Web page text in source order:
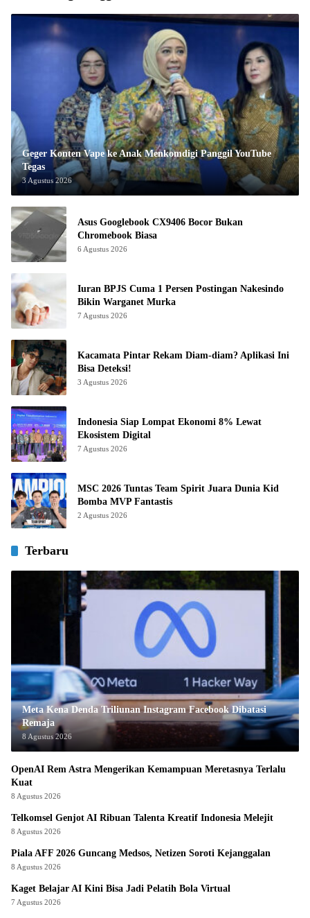
Geger Konten Vape ke Anak Menkomdigi Panggil YouTube
Tegas
3 Agustus 2026
Asus Googlebook CX9406 Bocor Bukan
Chromebook Biasa
6 Agustus 2026
Iuran BPJS Cuma 1 Persen Postingan Nakesindo
Bikin Warganet Murka
7 Agustus 2026
Kacamata Pintar Rekam Diam-diam? Aplikasi Ini
Bisa Deteksi!
3 Agustus 2026
Indonesia Siap Lompat Ekonomi 8% Lewat
Ekosistem Digital
7 Agustus 2026
MSC 2026 Tuntas Team Spirit Juara Dunia Kid
Bomba MVP Fantastis
2 Agustus 2026
Terbaru
Meta Kena Denda Triliunan Instagram Facebook Dibatasi
Remaja
8 Agustus 2026
OpenAI Rem Astra Mengerikan Kemampuan Meretasnya Terlalu
Kuat
8 Agustus 2026
Telkomsel Genjot AI Ribuan Talenta Kreatif Indonesia Melejit
8 Agustus 2026
Piala AFF 2026 Guncang Medsos, Netizen Soroti Kejanggalan
8 Agustus 2026
Kaget Belajar AI Kini Bisa Jadi Pelatih Bola Virtual
7 Agustus 2026